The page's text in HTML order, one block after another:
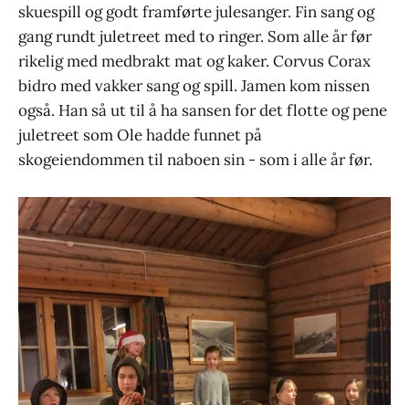
skuespill og godt framførte julesanger. Fin sang og
gang rundt juletreet med to ringer. Som alle år før
rikelig med medbrakt mat og kaker. Corvus Corax
bidro med vakker sang og spill. Jamen kom nissen
også. Han så ut til å ha sansen for det flotte og pene
juletreet som Ole hadde funnet på
skogeiendommen til naboen sin - som i alle år før.